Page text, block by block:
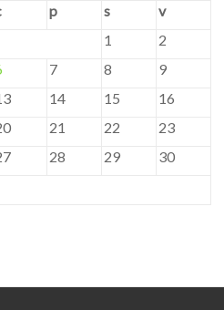
p s
v
1
2
7 8
9
14 15
16
21 22
23
28 29
30